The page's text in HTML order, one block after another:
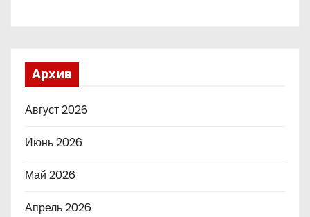
Архив
Август 2026
Июнь 2026
Май 2026
Апрель 2026